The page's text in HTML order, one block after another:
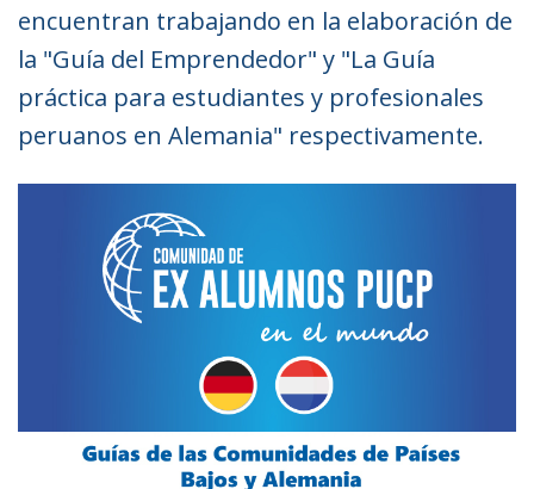
encuentran trabajando en la elaboración de
la "Guía del Emprendedor" y "La Guía
práctica para estudiantes y profesionales
peruanos en Alemania" respectivamente.